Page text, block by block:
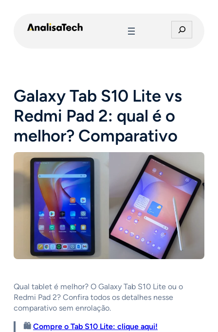
e
a
r
Galaxy Tab S10 Lite vs
Redmi Pad 2: qual é o
melhor? Comparativo
Qual tablet é melhor? O Galaxy Tab S10 Lite ou o
Redmi Pad 2? Confira todos os detalhes nesse
comparativo sem enrolação.
🛍️ Compre o Tab S10 Lite: clique aqui!